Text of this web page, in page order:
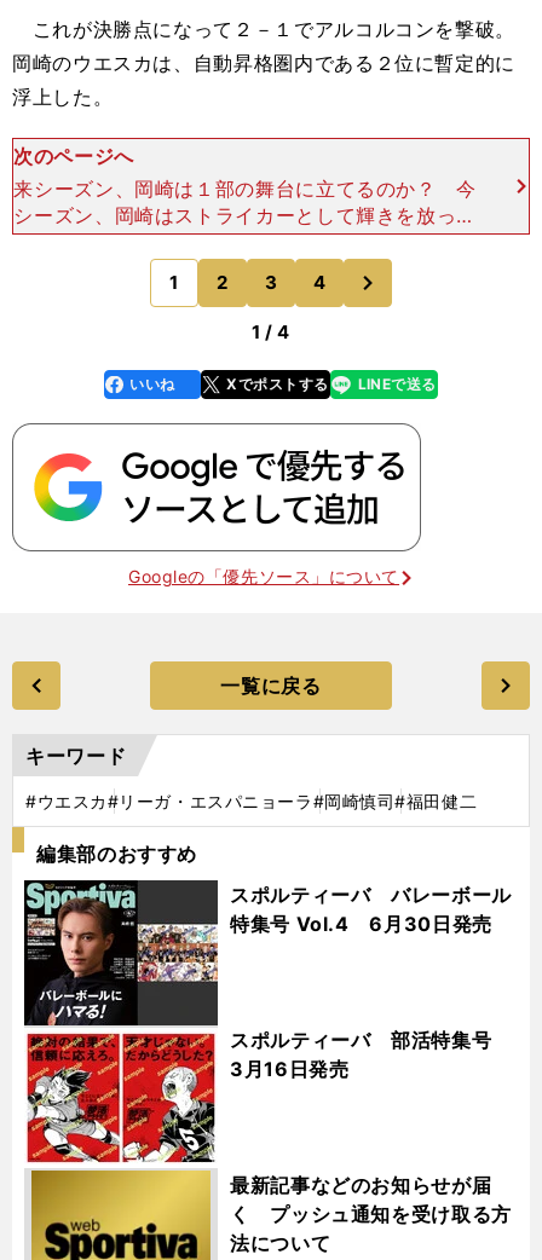
これが決勝点になって２－１でアルコルコンを撃破。
岡崎のウエスカは、自動昇格圏内である２位に暫定的に
浮上した。
次のページへ
来シーズン、岡崎は１部の舞台に立てるのか？ 今
シーズン、岡崎はストライカーとして輝きを放って
いる。なにより、ゴールに対する集中力は達人の域
と言える。 第35節、首位を走るカディス戦だっ
た。FKからのボ
1 2 3 4
のページへ
1 / 4
faceboo
k
いいね Xでポストする
line LINEで送る
Googleの「優先ソース」について
一覧に戻る
キーワード
#ウエスカ#リーガ・エスパニョーラ#岡崎慎司#福田健二
編集部のおすすめ
スポルティーバ バレーボール
特集号 Vol.4 6月30日発売
スポルティーバ 部活特集号
3月16日発売
最新記事などのお知らせが届
く プッシュ通知を受け取る方
法について